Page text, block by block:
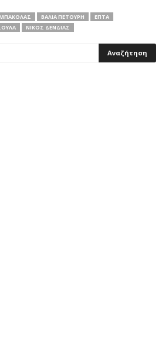
ΒΆΛΙΑ ΠΕΤΟΎΡΗ
ΕΠΤΑ
ΝΊΚΟΣ ΔΈΝΔΙΑΣ